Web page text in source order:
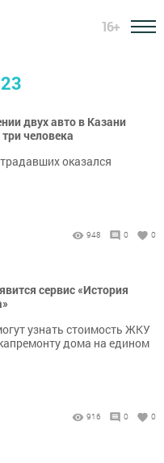
16+
двух авто в Казани
человека
оказался
948 0 0
сервис «История
узнать стоимость ЖКУ
дома на едином
916 0 0